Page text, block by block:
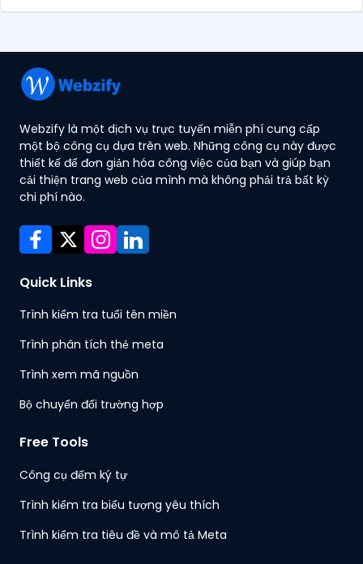
Webzify là một dịch vụ trực tuyến miễn phí cung cấp
một bộ công cụ dựa trên web. Những công cụ này được
thiết kế để đơn giản hóa công việc của bạn và giúp bạn
cải thiện trang web của mình mà không phải trả bất kỳ
chi phí nào.
Quick Links
Trình kiểm tra tuổi tên miền
Trình phân tích thẻ meta
Trình xem mã nguồn
Bộ chuyển đổi trường hợp
Free Tools
Công cụ đếm ký tự
Trình kiểm tra biểu tượng yêu thích
Trình kiểm tra tiêu đề và mô tả Meta